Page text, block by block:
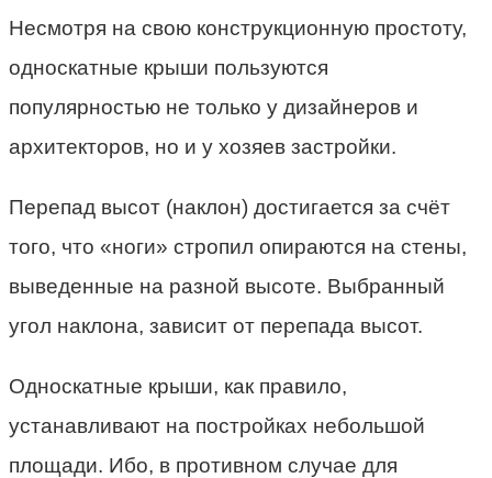
Несмотря на свою конструкционную простоту,
односкатные крыши пользуются
популярностью не только у дизайнеров и
архитекторов, но и у хозяев застройки.
Перепад высот (наклон) достигается за счёт
того, что «ноги» стропил опираются на стены,
выведенные на разной высоте. Выбранный
угол наклона, зависит от перепада высот.
Односкатные крыши, как правило,
устанавливают на постройках небольшой
площади. Ибо, в противном случае для